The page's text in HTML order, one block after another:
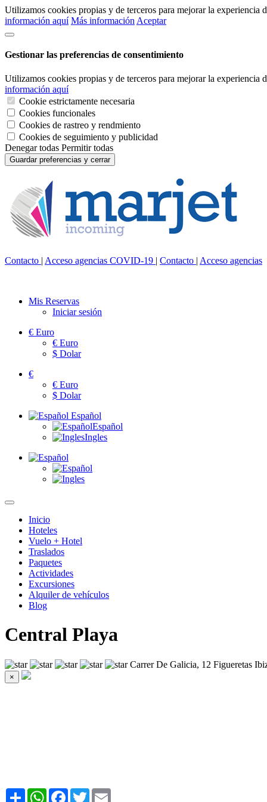
Utilizamos cookies propias y de terceros para mejorar la experiencia
información aquí Más información Aceptar
Gestionar las preferencias de consentimiento
Utilizamos cookies propias y de terceros para mejorar la experiencia
información aquí
Cookie estrictamente necesaria
Cookies funcionales
Cookies de rastreo y rendmiento
Cookies de seguimiento y publicidad
Denegar todas Permitir todas
Guardar preferencias y cerrar
Contacto | Acceso agencias COVID-19 | Contacto | Acceso agencias
Mis Reservas
Iniciar sesión
€ Euro
€ Euro
$ Dolar
€
€ Euro
$ Dolar
Español
Español
Ingles
Inicio
Hoteles
Vuelo + Hotel
Traslados
Paquetes
Actividades
Excursiones
Alquiler de vehículos
Blog
Central Playa
Carrer De Galicia, 12 Figueretas
×
Share WhatsAppFacebook
Twitter